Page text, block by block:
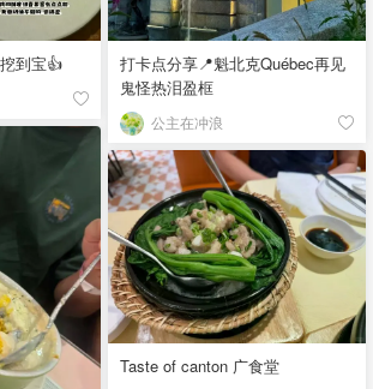
到宝👍
打卡点分享📍魁北克Québec再见
鬼怪热泪盈框
公主在冲浪
Taste of canton 广食堂